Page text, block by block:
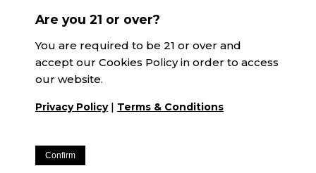
07.08.2026
Are you 21 or over?
You are required to be 21 or over and
accept our Cookies Policy in order to access
our website.
Privacy Policy| Terms & Conditions
Confirm